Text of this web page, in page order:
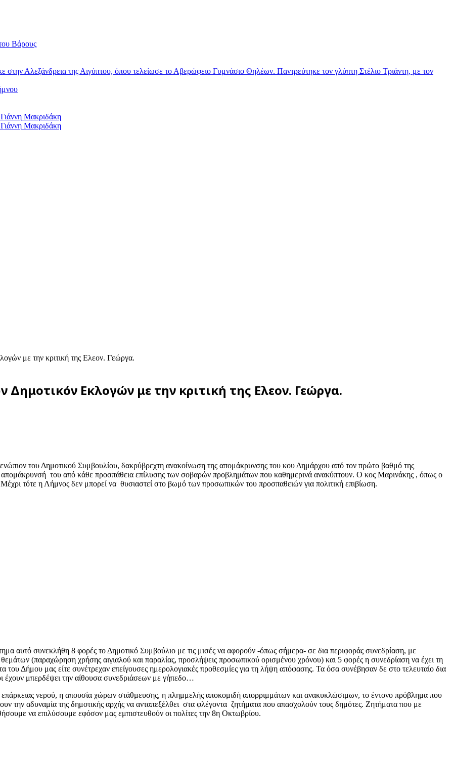
Βάρους
Αλεξάνδρεια της Αιγύπτου, όπου τελείωσε το Αβερώφειο Γυμνάσιο Θηλέων. Παντρεύτηκε τον γλύπτη Στέλιο Τριάντη, με τον
Μακριδάκη
Μακριδάκη
με την κριτική της Ελεον. Γεώργα.
Εκλογών με την κριτική της Ελεον. Γεώργα.
του Δημοτικού Συμβουλίου, δακρύβρεχτη ανακοίνωση της απομάκρυνσης του κου Δημάρχου από τον πρώτο βαθμό της
απομάκρυνσή του από κάθε προσπάθεια επίλυσης των σοβαρών προβλημάτων που καθημερινά ανακύπτουν. Ο κος Μαρινάκης , όπως ο
τότε η Λήμνος δεν μπορεί να θυσιαστεί στο βωμό των προσωπικών του προσπαθειών για πολιτική επιβίωση.
αυτό συνεκλήθη 8 φορές το Δημοτικό Συμβούλιο με τις μισές να αφορούν -όπως σήμερα- σε δια περιφοράς συνεδρίαση, με
(παραχώρηση χρήσης αιγιαλού και παραλίας, προσλήψεις προσωπικού ορισμένου χρόνου) και 5 φορές η συνεδρίαση να έχει τη
του Δήμου μας είτε συνέτρεχαν επείγουσες ημερολογιακές προθεσμίες για τη λήψη απόφασης. Τα όσα συνέβησαν δε στο τελευταίο δια
έχουν μπερδέψει την αίθουσα συνεδριάσεων με γήπεδο…
επάρκειας νερού, η απουσία χώρων στάθμευσης, η πλημμελής αποκομιδή απορριμμάτων και ανακυκλώσιμων, το έντονο πρόβλημα που
την αδυναμία της δημοτικής αρχής να ανταπεξέλθει στα φλέγοντα ζητήματα που απασχολούν τους δημότες. Ζητήματα που με
να επιλύσουμε εφόσον μας εμπιστευθούν οι πολίτες την 8η Οκτωβρίου.